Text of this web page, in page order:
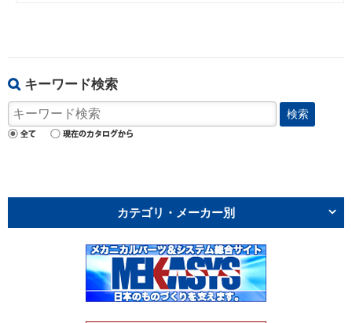
キーワード検索
検索
カテゴリ・メーカー別